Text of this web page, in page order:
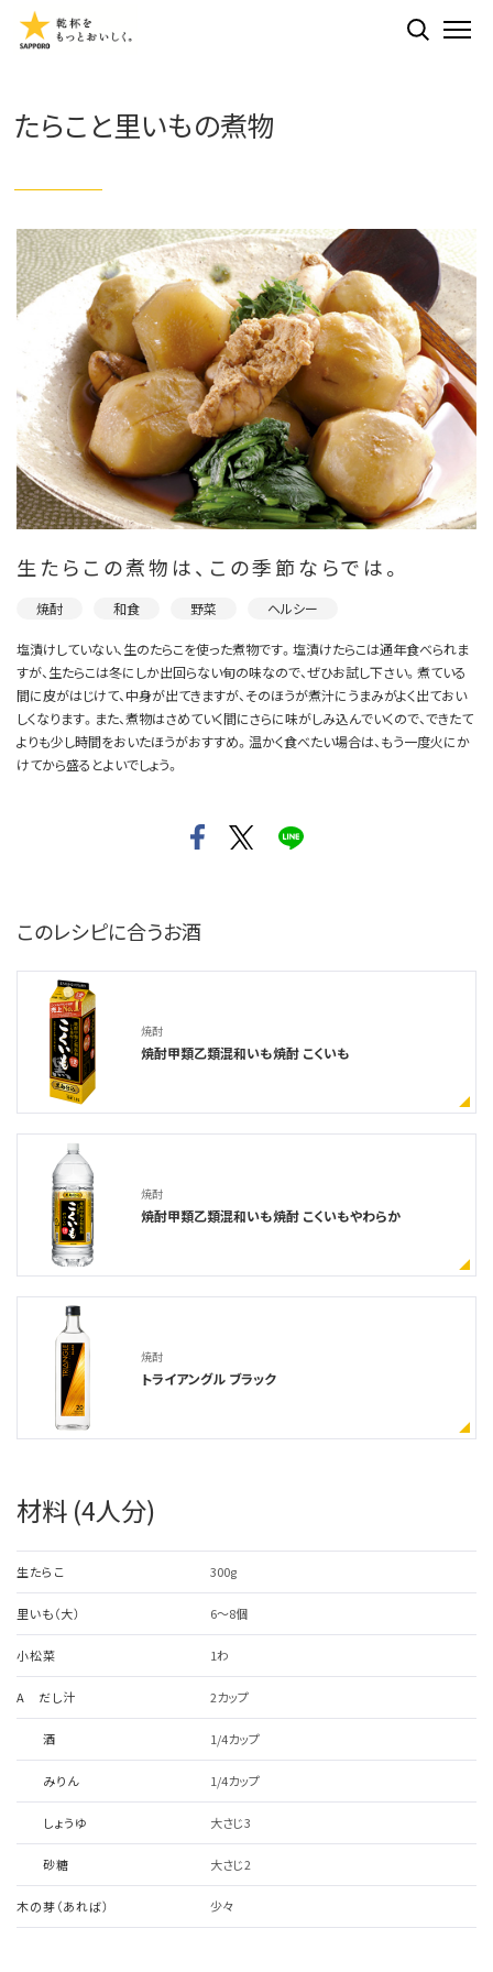
検索する
たらこと里いもの煮物
生たらこの煮物は、この季節ならでは。
焼酎 和食 野菜 ヘルシー
塩漬けしていない、生のたらこを使った煮物です。塩漬けたらこは通年食べられま
すが、生たらこは冬にしか出回らない旬の味なので、ぜひお試し下さい。煮ている
間に皮がはじけて、中身が出てきますが、そのほうが煮汁にうまみがよく出ておい
しくなります。また、煮物はさめていく間にさらに味がしみ込んでいくので、できたて
よりも少し時間をおいたほうがおすすめ。温かく食べたい場合は、もう一度火にか
けてから盛るとよいでしょう。
このレシピに合うお酒
焼酎
焼酎甲類乙類混和いも焼酎 こくいも
焼酎
焼酎甲類乙類混和いも焼酎 こくいもやわらか
焼酎
トライアングル ブラック
材料 (4人分)
生たらこ 300g
里いも（大） 6～8個
小松菜 1わ
A だし汁 2カップ
酒 1/4カップ
みりん 1/4カップ
しょうゆ 大さじ3
砂糖 大さじ2
木の芽（あれば） 少々